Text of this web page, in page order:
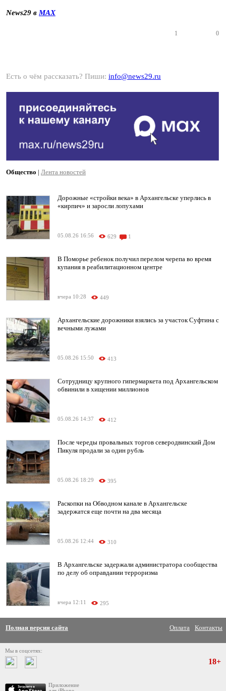
News29 в MAX
1 0
Есть о чём рассказать? Пиши: info@news29.ru
Общество | Лента новостей
Дорожные «стройки века» в Архангельске уперлись в
«кирпич» и заросли лопухами
05.08.26 16:56 629 1
В Поморье ребенок получил перелом черепа во время
купания в реабилитационном центре
вчера 10:28 449
Архангельские дорожники взялись за участок Суфтина с
вечными лужами
05.08.26 15:50 413
Сотрудницу крупного гипермаркета под Архангельском
обвинили в хищении миллионов
05.08.26 14:37 412
После череды провальных торгов северодвинский Дом
Пикуля продали за один рубль
05.08.26 18:29 395
Раскопки на Обводном канале в Архангельске
задержатся еще почти на два месяца
05.08.26 12:44 310
В Архангельске задержали администратора сообщества
по делу об оправдании терроризма
вчера 12:11 295
Полная версия сайта Оплата Контакты
Мы в соцсетях:
Приложение
18+